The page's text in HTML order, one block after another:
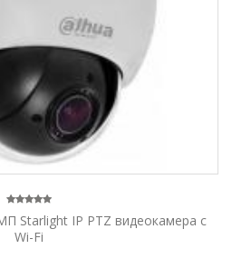
Starlight IP PTZ видеокамера c
Wi-Fi